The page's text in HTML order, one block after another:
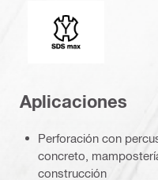
Conexión
Aplicaciones
Perforación con
concreto,
construcción